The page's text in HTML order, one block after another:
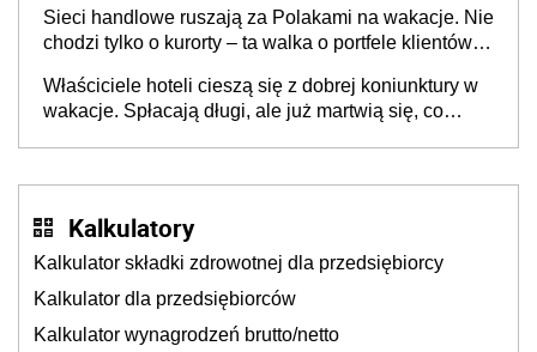
Sieci handlowe ruszają za Polakami na wakacje. Nie
chodzi tylko o kurorty – ta walka o portfele klientów
cichu
Właściciele hoteli cieszą się z dobrej koniunktury w
wakacje. Spłacają długi, ale już martwią się, co
Kalkulatory
Kalkulator składki zdrowotnej dla przedsiębiorcy
Kalkulator dla przedsiębiorców
Kalkulator wynagrodzeń brutto/netto